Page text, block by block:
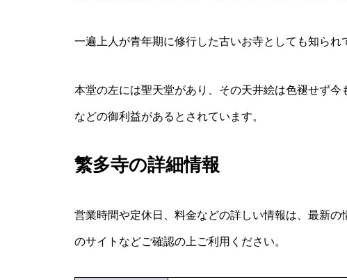
一遍上人が青年期に修行した古いお寺としても知られ
本堂の左には聖天堂があり、その天井絵は色褪せず
などの御利益があるとされています。
繁多寺の詳細情報
営業時間や定休日、料金などの詳しい情報は、最新
のサイトなどご確認の上ご利用ください。